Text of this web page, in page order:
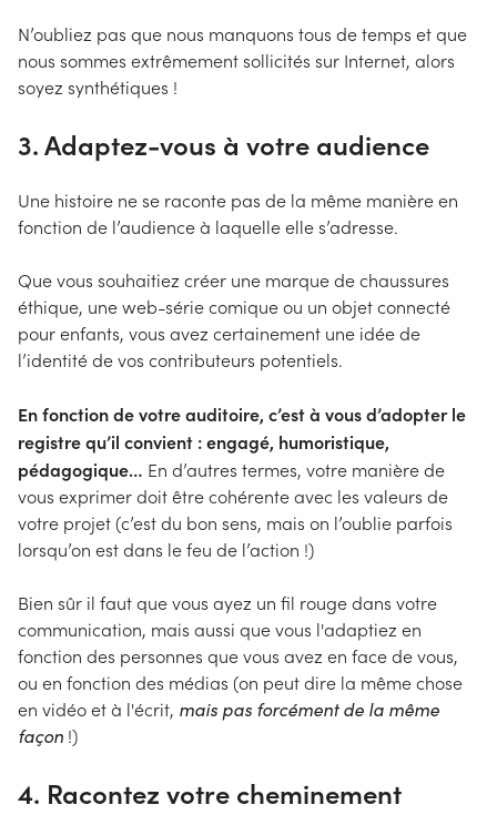
N’oubliez pas que nous manquons tous de temps et que
nous sommes extrêmement sollicités sur Internet, alors
soyez synthétiques !
3. Adaptez-vous à votre audience
Une histoire ne se raconte pas de la même manière en
fonction de l’audience à laquelle elle s’adresse.
Que vous souhaitiez créer une marque de chaussures
éthique, une web-série comique ou un objet connecté
pour enfants, vous avez certainement une idée de
l’identité de vos contributeurs potentiels.
En fonction de votre auditoire, c’est à vous d’adopter le
registre qu’il convient : engagé, humoristique,
pédagogique… En d’autres termes, votre manière de
vous exprimer doit être cohérente avec les valeurs de
votre projet (c’est du bon sens, mais on l’oublie parfois
lorsqu’on est dans le feu de l’action !)
Bien sûr il faut que vous ayez un fil rouge dans votre
communication, mais aussi que vous l'adaptiez en
fonction des personnes que vous avez en face de vous,
ou en fonction des médias (on peut dire la même chose
en vidéo et à l'écrit, mais pas forcément de la même
façon !)
4. Racontez votre cheminement